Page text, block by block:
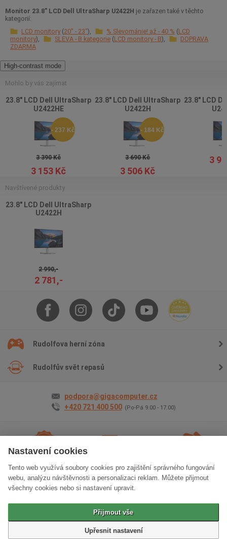
Nastavení cookies
Tento web využívá soubory cookies pro zajištění správného fungování
webu, analýzu návštěvnosti a personalizaci reklam. Můžete přijmout
všechny cookies nebo si nastavení upravit.
Přijmout vše
Upřesnit nastavení
Monitor 23.8" LCD Dell UltraSharp U2422H je zařazen také v těchto
kategorií:
LCD monitory 20" - 23" % Slevománie! až - 40 % LCD
monitory
SLEVA - B kategorie LCD monitory - B
DOPRAVA
ZDARMA
High-contrast mode
Mohlo by vás zajímat
23.8" LCD Dell UltraSharp
U2422HE
- 237 Kč
3 390 Kč
3 153 Kč
23.8" LCD Dell UltraSharp
U2422H
- 184 Kč
3 690 Kč
3 506 Kč
23.8" LCD
3
Navštívené produkty
23.8" LCD Dell UltraSharp
U2422H
2 990,-
2 781,-
Rudolfova herní zóna
Rudolfův svět repasů
podpora@gigacomputer.cz
+420 721 400 500 (Po-Pá 9.00 - 17.00)
2 roky záruky na vše Doprava zdarma Osobní odběr zdarma
Klasická verze stránek
© 2006 - 2026 GIGACOMPUTER a.s.